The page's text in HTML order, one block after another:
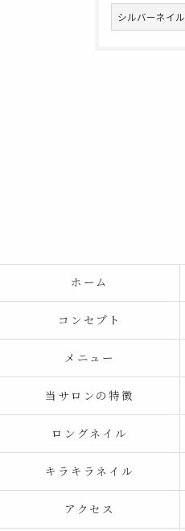
シルバーネイル
ホーム
コンセプト
メニュー
当サロンの特徴
ロングネイル
キラキラネイル
アクセス